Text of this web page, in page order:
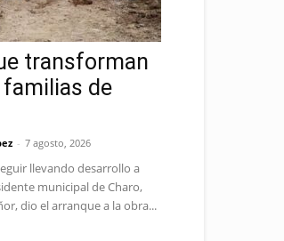
transforman
familias de
- 7 agosto, 2026
llevando desarrollo a
municipal de Charo,
dio el arranque a la obra...